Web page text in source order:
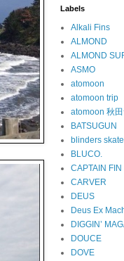
Labels
Alkali Fins
ALMOND
ALMOND
ASMO
atomoon
atomoon trip
atomoon 秋
BATSUGUN
blinders
BLUCO.
CAPTAIN FIN
CARVER
DEUS
Deus Ex
DIGGIN’
DOUCE
DOVE